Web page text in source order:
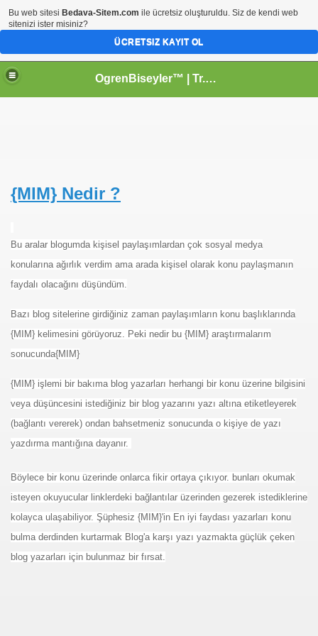
OgrenBiseyler™ | Tr.Gg Kişisel Profesyonel
{MIM} Nedir ?
Bu aralar blogumda kişisel paylaşımlardan çok sosyal medya
konularına ağırlık verdim ama arada kişisel olarak konu paylaşmanın
faydalı olacağını düşündüm.
Bazı blog sitelerine girdiğiniz zaman paylaşımların konu başlıklarında
{MIM} kelimesini görüyoruz. Peki nedir bu {MIM} araştırmalarım
sonucunda{MIM}
{MIM} işlemi bir bakıma blog yazarları herhangi bir konu üzerine bilgisini
veya düşüncesini istediğiniz bir blog yazarını yazı altına etiketleyerek
(bağlantı vererek) ondan bahsetmeniz sonucunda o kişiye de yazı
yazdırma mantığına dayanır.
Böylece bir konu üzerinde onlarca fikir ortaya çıkıyor. bunları okumak
isteyen okuyucular linklerdeki bağlantılar üzerinden gezerek istediklerine
kolayca ulaşabiliyor. Şüphesiz {MIM}'in En iyi faydası yazarları konu
bulma derdinden kurtarmak Blog'a karşı yazı yazmakta güçlük çeken
blog yazarları için bulunmaz bir fırsat.
Bu web sitesi Bedava-Sitem.com ile ücretsiz oluşturuldu. Siz de kendi web
sitenizi ister misiniz?
ÜCRETSIZ KAYIT OL